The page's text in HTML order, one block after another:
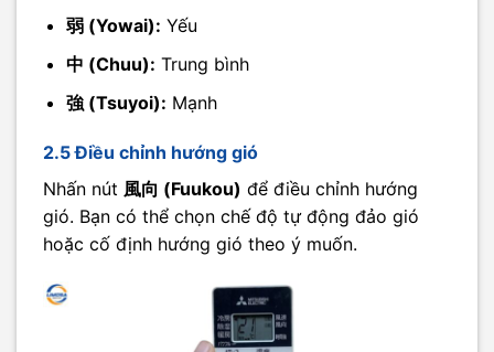
弱 (Yowai): Yếu
中 (Chuu): Trung bình
強 (Tsuyoi): Mạnh
2.5 Điều chỉnh hướng gió
Nhấn nút 風向 (Fuukou) để điều chỉnh hướng
gió. Bạn có thể chọn chế độ tự động đảo gió
hoặc cố định hướng gió theo ý muốn.